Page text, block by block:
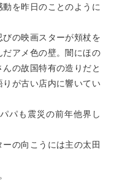
を昨日のことのように
の映画スターが頬杖を
アメ色の壁。闇にほの
の故国特有の造りだと
が古い店内に響いてい
パも震災の前年他界し
の向こうには主の太田